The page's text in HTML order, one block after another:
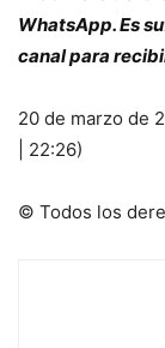
WhatsApp. Es
canal para
20 de marzo de
| 22:26)
© Todos los